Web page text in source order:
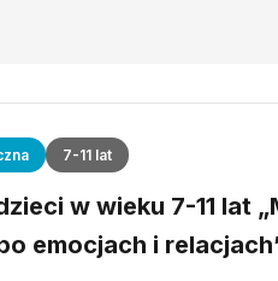
7-11 lat
w wieku 7-11 lat
emocjach i